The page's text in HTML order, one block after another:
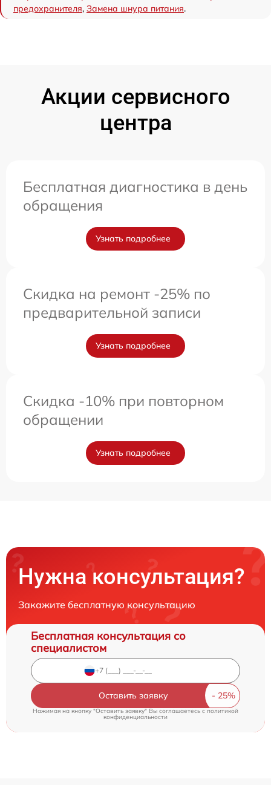
предохранителя, Замена шнура питания.
Акции сервисного
центра
Бесплатная диагностика в день
обращения
Узнать подробнее
Скидка на ремонт -25% по
предварительной записи
Узнать подробнее
Скидка -10% при повторном
обращении
Узнать подробнее
Нужна консультация?
Закажите бесплатную консультацию
Бесплатная консультация со
специалистом
Оставить заявку
Нажимая на кнопку "Оставить заявку" Вы соглашаетесь cполитикой
конфиденциальности